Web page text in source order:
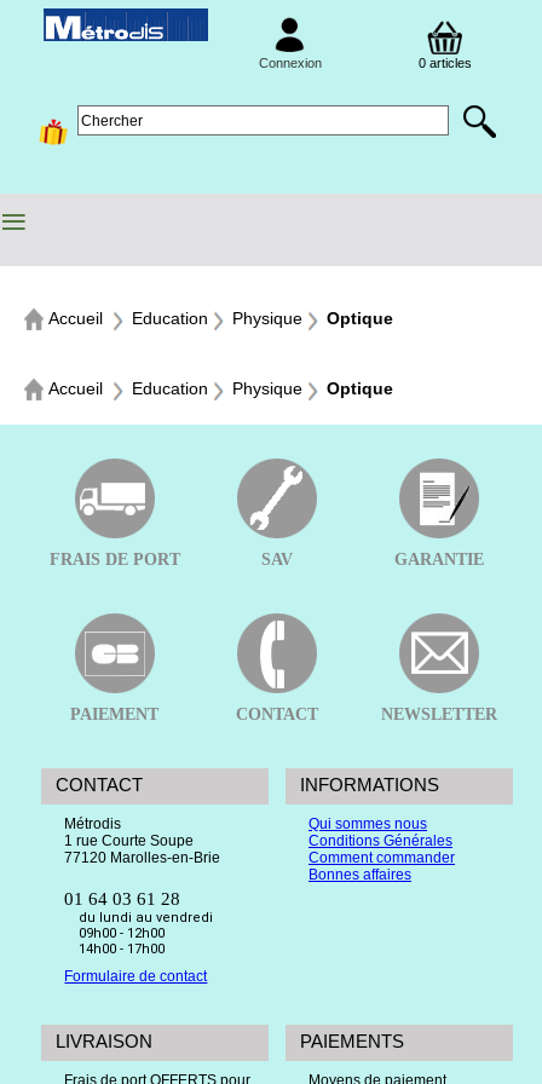
Connexion 0 articles
≡
Accueil Education Physique Optique
Accueil Education Physique Optique
FRAIS DE PORT SAV GARANTIE
PAIEMENT CONTACT NEWSLETTER
CONTACT
Métrodis
1 rue Courte Soupe
77120 Marolles-en-Brie
01 64 03 61 28
du lundi au vendredi
09h00 - 12h00
14h00 - 17h00
Formulaire de contact
INFORMATIONS
Qui sommes nous
Conditions Générales
Comment commander
Bonnes affaires
LIVRAISON
Frais de port OFFERTS pour
PAIEMENTS
Moyens de paiement